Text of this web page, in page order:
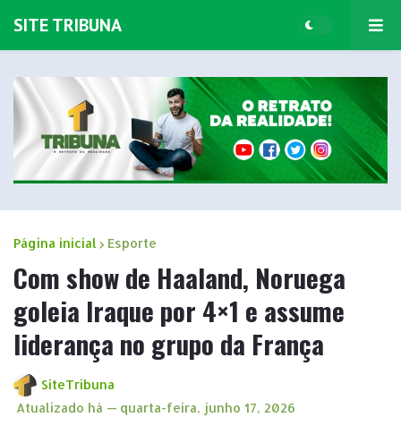
SITE TRIBUNA
Página inicial Esporte
Com show de Haaland, Noruega
goleia Iraque por 4×1 e assume
liderança no grupo da França
SiteTribuna
Atualizado há — quarta-feira, junho 17, 2026